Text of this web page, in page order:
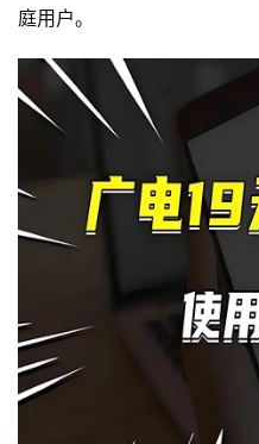
首
卡
宽
庭用户。